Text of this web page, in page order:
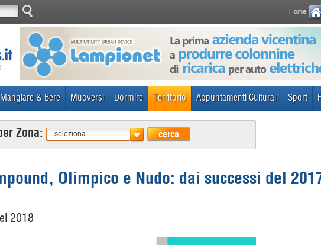
Home
Mangiare & Bere Muoversi Dormire Territorio Appuntamenti Culturali Sport
Zona: - seleziona - cerca
Olimpico e Nudo: dai successi del
2018